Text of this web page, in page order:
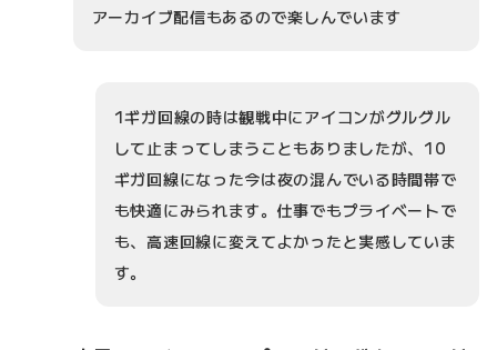
アーカイブ配信もあるので楽しんでいます
1ギガ回線の時は観戦中にアイコンがグルグル
して止まってしまうこともありましたが、10
ギガ回線になった今は夜の混んでいる時間帯で
も快適にみられます。仕事でもプライベートで
も、高速回線に変えてよかったと実感していま
す。